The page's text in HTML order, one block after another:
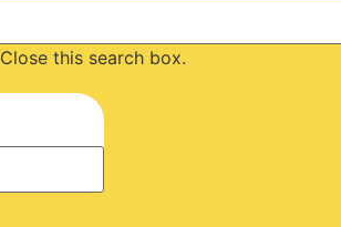
Close this search box.